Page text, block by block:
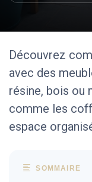
Découvrez
avec des
résine, bois ou
comme les
espace
SOMMAIRE